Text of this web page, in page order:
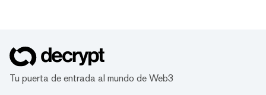
Tu puerta de entrada al mundo de Web3